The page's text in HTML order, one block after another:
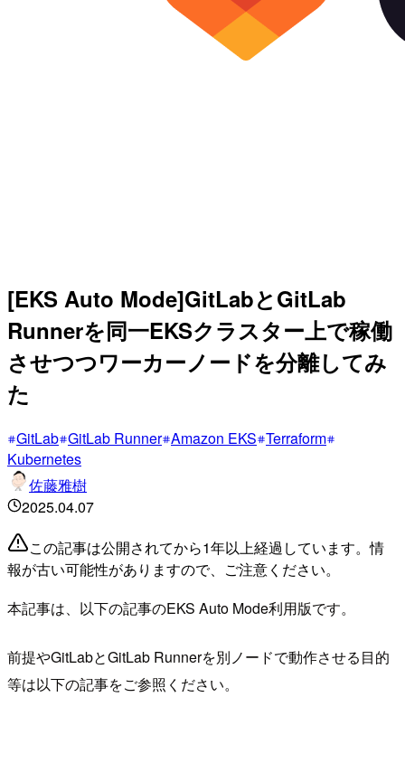
[EKS Auto Mode]GitLabとGitLab
Runnerを同一EKSクラスター上で稼働
させつつワーカーノードを分離してみ
た
GitLab GitLab Runner Amazon EKS Terraform
Kubernetes
佐藤雅樹
2025.04.07
この記事は公開されてから1年以上経過しています。情
報が古い可能性がありますので、ご注意ください。
本記事は、以下の記事のEKS Auto Mode利用版です。
前提やGitLabとGitLab Runnerを別ノードで動作させる目的
等は以下の記事をご参照ください。